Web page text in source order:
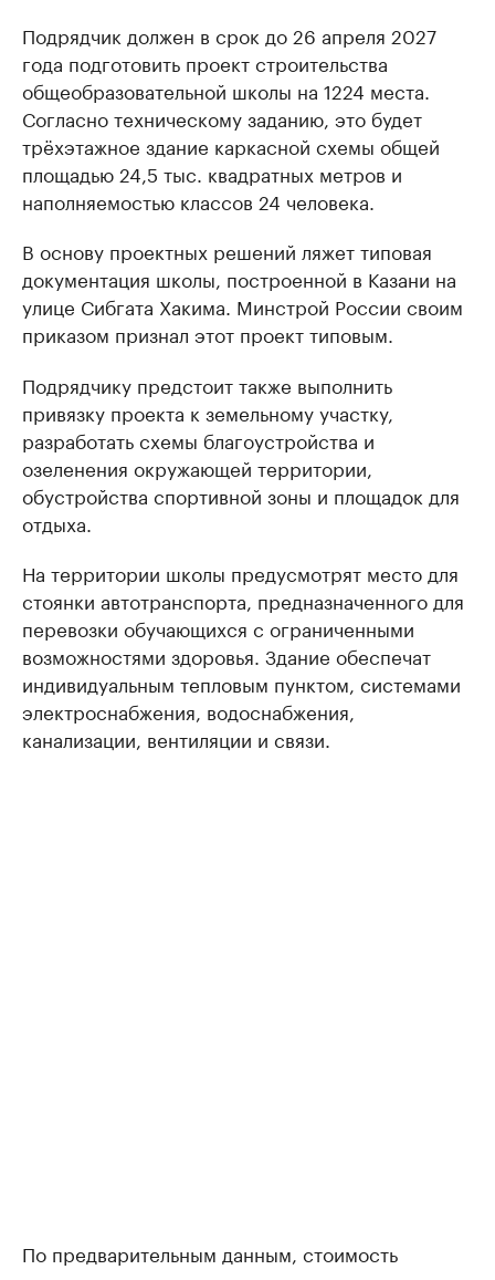
Подрядчик должен в срок до 26 апреля 2027
года подготовить проект строительства
общеобразовательной школы на 1224 места.
Согласно техническому заданию, это будет
трёхэтажное здание каркасной схемы общей
площадью 24,5 тыс. квадратных метров и
наполняемостью классов 24 человека.
В основу проектных решений ляжет типовая
документация школы, построенной в Казани на
улице Сибгата Хакима. Минстрой России своим
приказом признал этот проект типовым.
Подрядчику предстоит также выполнить
привязку проекта к земельному участку,
разработать схемы благоустройства и
озеленения окружающей территории,
обустройства спортивной зоны и площадок для
отдыха.
На территории школы предусмотрят место для
стоянки автотранспорта, предназначенного для
перевозки обучающихся с ограниченными
возможностями здоровья. Здание обеспечат
индивидуальным тепловым пунктом, системами
электроснабжения, водоснабжения,
канализации, вентиляции и связи.
По предварительным данным, стоимость